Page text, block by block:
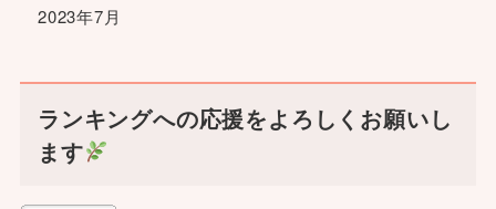
2023年7月
ランキングへの応援をよろしくお願いし
ます